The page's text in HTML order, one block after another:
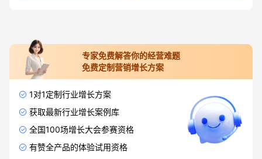
专家免费解答你的经营难题
免费定制营销增长方案
1对1定制行业增长方案
获取最新行业增长案例库
全国100场增长大会参赛资格
有赞全产品的体验试用资格